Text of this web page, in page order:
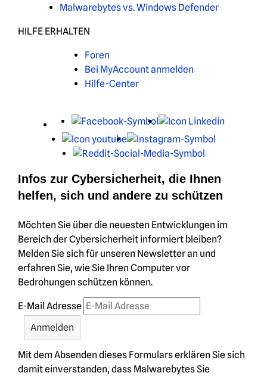
Malwarebytes vs. Windows Defender
HILFE ERHALTEN
Foren
Bei MyAccount anmelden
Hilfe-Center
X Facebook
LinkedIn
Youtube
Infos zur Cybersicherheit, die Ihnen
helfen, sich und andere zu schützen
Möchten Sie über die neuesten Entwicklungen im
Bereich der Cybersicherheit informiert bleiben?
Melden Sie sich für unseren Newsletter an und
erfahren Sie, wie Sie Ihren Computer vor
Bedrohungen schützen können.
E-Mail Adresse
Mit dem Absenden dieses Formulars erklären Sie sich
damit einverstanden, dass Malwarebytes Sie